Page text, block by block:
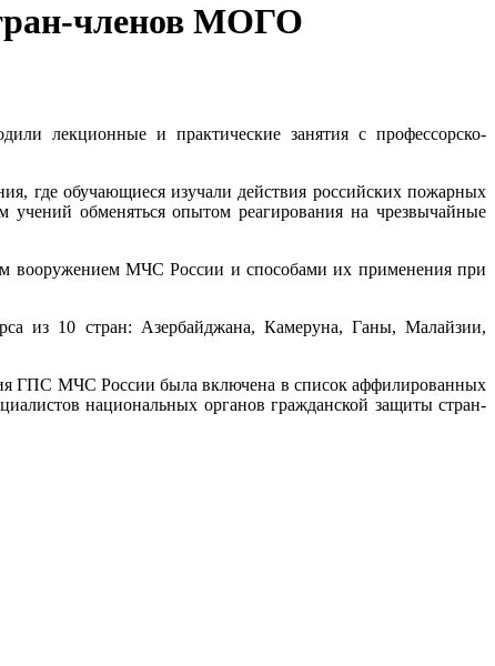
членов МОГО
лекционные и практические занятия с профессорско-
где обучающиеся изучали действия российских пожарных
обменяться опытом реагирования на чрезвычайные
вооружением МЧС России и способами их применения при
из 10 стран: Азербайджана, Камеруна, Ганы, Малайзии,
ГПС МЧС России была включена в список аффилированных
национальных органов гражданской защиты стран-